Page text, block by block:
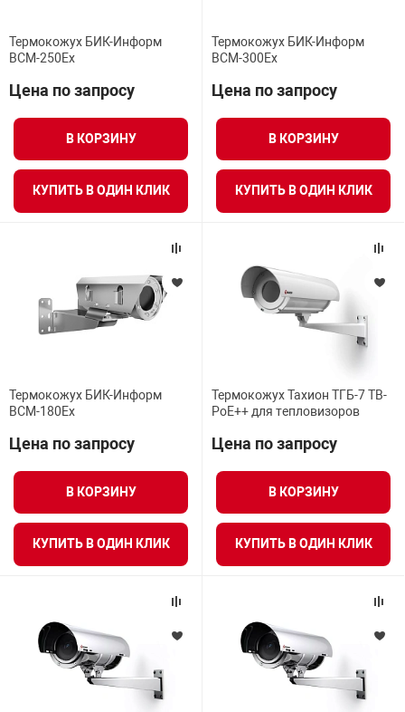
Термокожух БИК-Информ
BCM-250Ex
Цена по запросу
В КОРЗИНУ
КУПИТЬ В ОДИН КЛИК
Термокожух БИК-Информ
BCM-300Ex
Цена по запросу
В КОРЗИНУ
КУПИТЬ В ОДИН КЛИК
Термокожух БИК-Информ
BCM-180Ex
Цена по запросу
В КОРЗИНУ
КУПИТЬ В ОДИН КЛИК
Термокожух Тахион ТГБ-7 ТВ-
PoE++ для тепловизоров
Цена по запросу
В КОРЗИНУ
КУПИТЬ В ОДИН КЛИК